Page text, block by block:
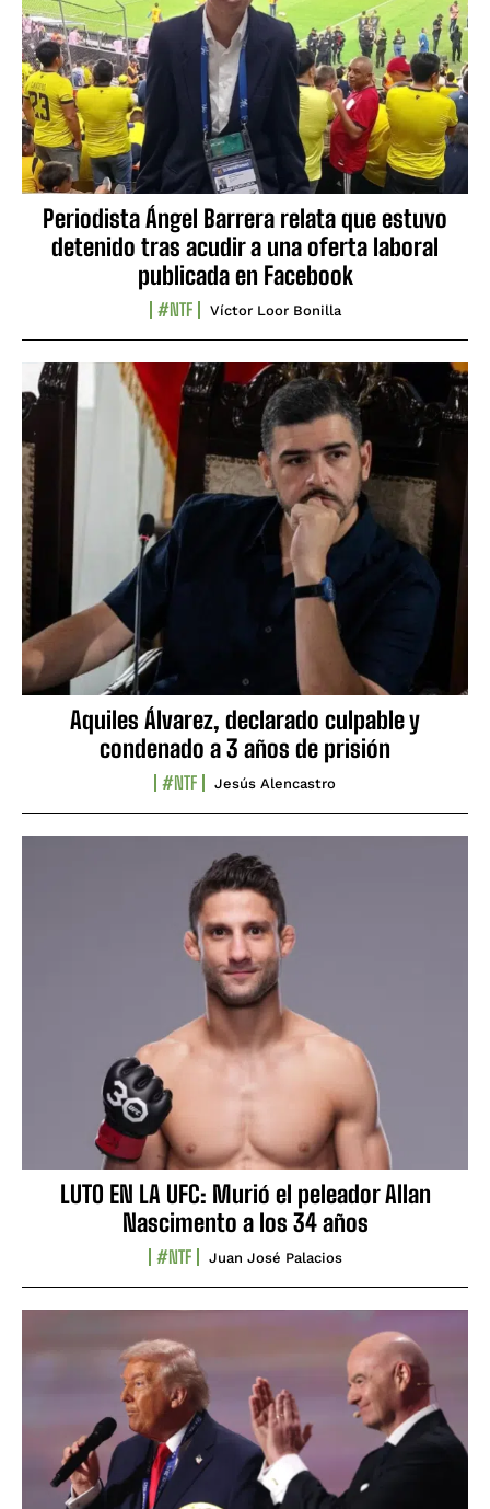
Periodista Ángel Barrera relata que estuvo
detenido tras acudir a una oferta laboral
publicada en Facebook
#NTF Víctor Loor Bonilla
Aquiles Álvarez, declarado culpable y
condenado a 3 años de prisión
#NTF Jesús Alencastro
LUTO EN LA UFC: Murió el peleador Allan
Nascimento a los 34 años
#NTF Juan José Palacios